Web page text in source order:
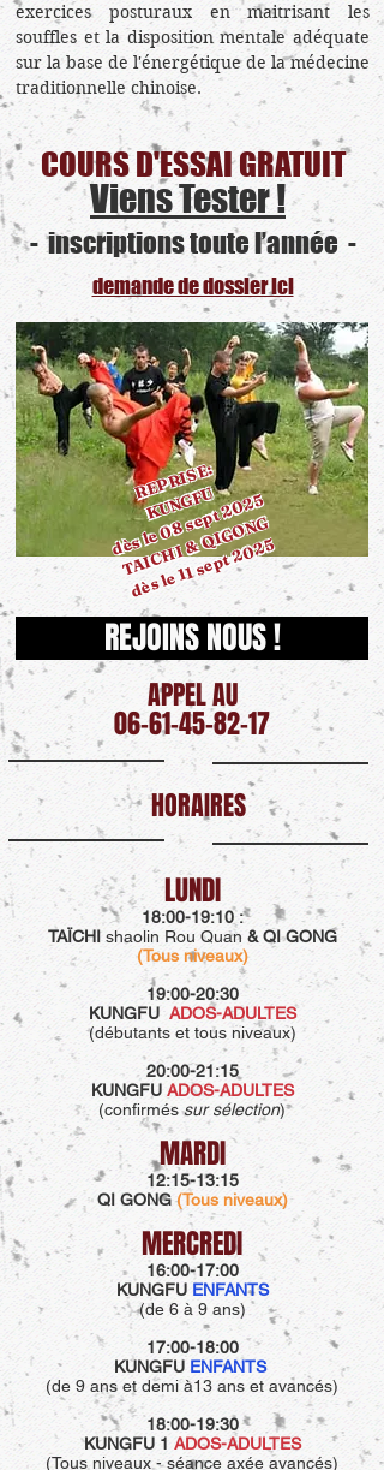
exercices posturaux en maitrisant les
souffles et la disposition mentale adéquate
sur la base de l'énergétique de la médecine
traditionnelle chinoise.
COURS D'ESSAI GRATUIT
Viens Tester !
- inscriptions toute l’année -
demande de dossier ici
REPRISE:
KUNGFU
dès le 08 sept 2025
TAICHI & QIGONG
dès le 11 sept 2025
REJOINS NOUS !
APPEL AU
06-61-45-82-17
HORAIRES
LUNDI
18:00-19:10 :
TAÏCHI shaolin Rou Quan & QI GONG
(Tous niveaux)
19:00-20:30
KUNGFU ADOS-ADULTES
(débutants et tous niveaux)
20:00-21:15
KUNGFU ADOS-ADULTES
(confirmés sur sélection)
MARDI
12:15-13:15
QI GONG (Tous niveaux)
MERCREDI
16:00-17:00
KUNGFU ENFANTS
(de 6 à 9 ans)
17:00-18:00
KUNGFU ENFANTS
(de 9 ans et demi à13 ans et avancés)
18:00-19:30
KUNGFU 1 ADOS-ADULTES
(Tous niveaux - séance axée avancés)